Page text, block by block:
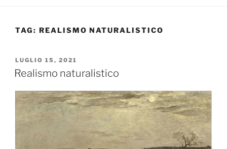
TAG: REALISMO NATURALISTICO
PUBBLICATO
IL
LUGLIO 15, 2021
Realismo naturalistico